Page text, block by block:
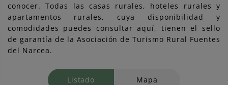
conocer. Todas las casas rurales, hoteles rurales y
apartamentos rurales, cuya disponibilidad y
comodidades puedes consultar aquí, tienen el sello
de garantía de la Asociación de Turismo Rural Fuentes
del Narcea.
Listado Mapa